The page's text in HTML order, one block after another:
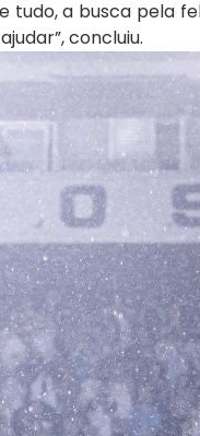
tudo, a busca pela
concluiu.